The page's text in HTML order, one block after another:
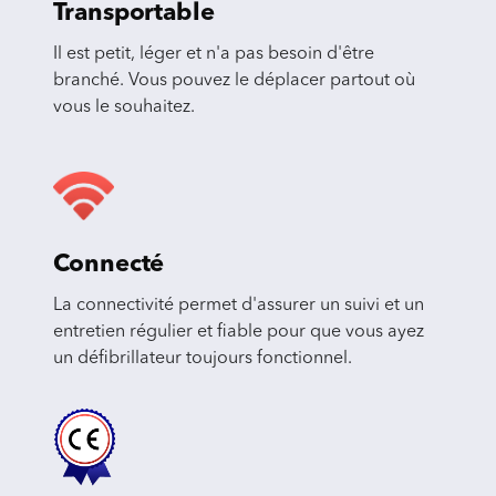
Transportable
Il est petit, léger et n'a pas besoin d'être
branché. Vous pouvez le déplacer partout où
vous le souhaitez.
Connecté
La connectivité permet d'assurer un suivi et un
entretien régulier et fiable pour que vous ayez
un défibrillateur toujours fonctionnel.